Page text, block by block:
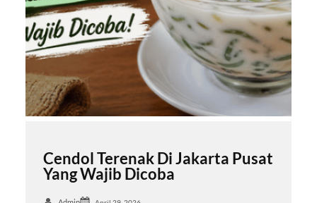
Cendol Terenak Di Jakarta Pusat
Yang Wajib Dicoba